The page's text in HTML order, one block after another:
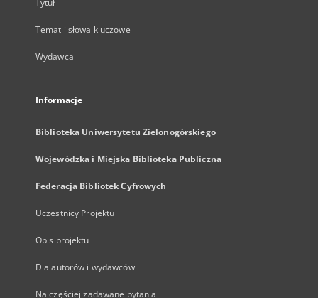
Tytuł
Temat i słowa kluczowe
Wydawca
Informacje
Biblioteka Uniwersytetu Zielonogórskiego
Wojewódzka i Miejska Biblioteka Publiczna
Federacja Bibliotek Cyfrowych
Uczestnicy Projektu
Opis projektu
Dla autorów i wydawców
Najczęściej zadawane pytania